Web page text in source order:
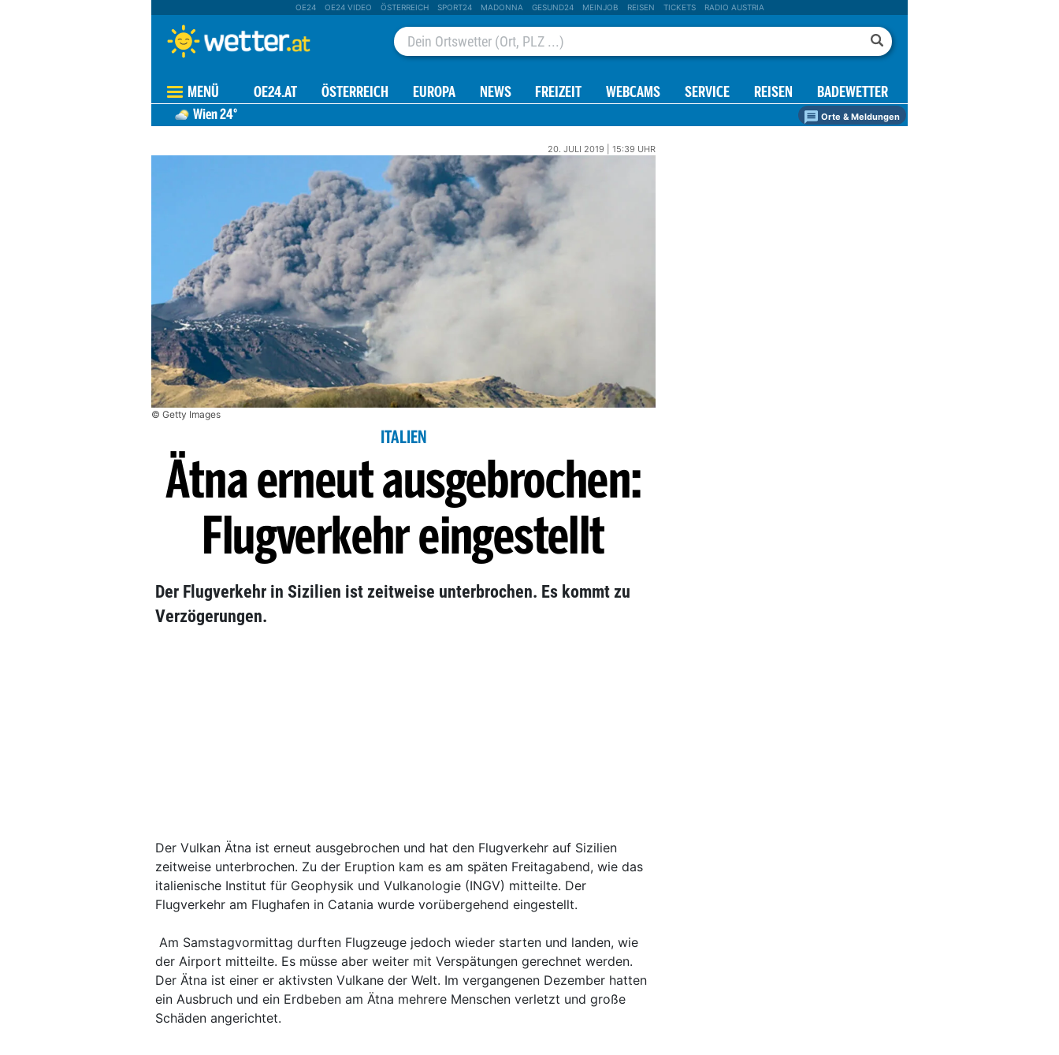
OE24 OE24 VIDEO ÖSTERREICH SPORT24 MADONNA GESUND24 MEINJOB REISEN TICKETS RADIO AUSTRIA
MENÜ OE24.AT ÖSTERREICH EUROPA NEWS FREIZEIT WEBCAMS SERVICE REISEN BADEWETTER
Wien24° Orte & Meldungen
20. JULI 2019 | 15:39 UHR
© Getty Images
ITALIEN
Ätna erneut ausgebrochen:
Flugverkehr eingestellt
Der Flugverkehr in Sizilien ist zeitweise unterbrochen. Es kommt zu
Verzögerungen.
Der Vulkan Ätna ist erneut ausgebrochen und hat den Flugverkehr auf Sizilien
zeitweise unterbrochen. Zu der Eruption kam es am späten Freitagabend, wie das
italienische Institut für Geophysik und Vulkanologie (INGV) mitteilte. Der
Flugverkehr am Flughafen in Catania wurde vorübergehend eingestellt.
Am Samstagvormittag durften Flugzeuge jedoch wieder starten und landen, wie
der Airport mitteilte. Es müsse aber weiter mit Verspätungen gerechnet werden.
Der Ätna ist einer er aktivsten Vulkane der Welt. Im vergangenen Dezember hatten
ein Ausbruch und ein Erdbeben am Ätna mehrere Menschen verletzt und große
Schäden angerichtet.